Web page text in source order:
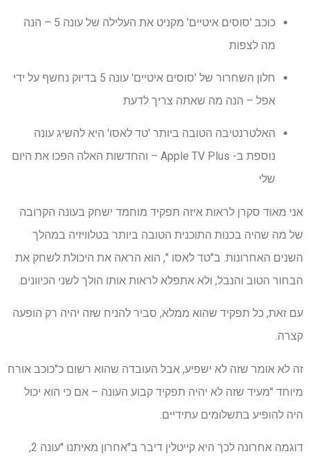
כוכב 'סוסים איטיים' מקניט את העלילה של עונה 5 – הנה
מה לצפות
חלון השחרור של 'סוסים איטיים' עונה 5 בדיוק נחשף על ידי
אפל – הנה מה שאתה צריך לדעת
האלטרנטיבה הטובה ביותר 'טד לאסו' היא להשיג עונה
נוספת ב- Apple TV Plus – והחדשות האלה הפכו את היום
שלי
אני מאוד סקרן לראות איזה תפקיד מוחמד ישחק בעונה הקרובה
של מה שהיה בכנות התוכנית הטובה ביותר בטלוויזיה במהלך
השנים האחרונות. ב"טד לאסו ", הוא הראה את היכולת לשחק את
הבחור הטוב והנבל, ולא אתפלא לראות אותו הולך לשני הכיוונים.
עם זאת, כל תפקיד שהוא ממלא, סביר להניח שזה יהיה רק ​​הופעה
קצרה.
זה לא אומר שזה לא ישפיע, אבל העובדה שהוא רשום כ"כוכב אורח
מיוחד "מעיד שזה לא יהיה תפקיד קבוע העונה – אם כי הוא יכול
היה להופיע בתשלומים עתידיים.
דוגמה אחרונה לכך היא קייטלין דיבר ב"אחרון מאיתנו "עונה 2,